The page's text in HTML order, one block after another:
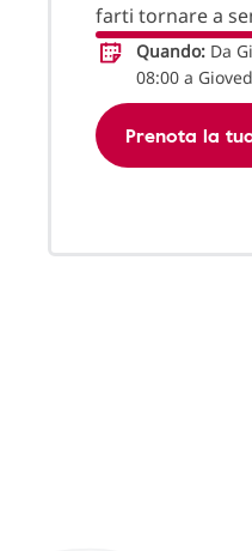
farti tornare a
Quando: Da
08:00 a
Prenota la